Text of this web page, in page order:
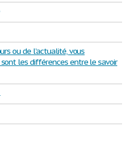
ou de l’actualité, vous
les différences entre le savoir